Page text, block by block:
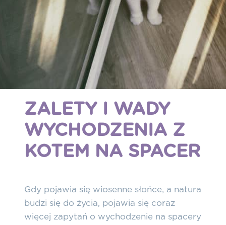
ZALETY I WADY
WYCHODZENIA Z
KOTEM NA SPACER
Gdy pojawia się wiosenne słońce, a natura
budzi się do życia, pojawia się coraz
więcej zapytań o wychodzenie na spacery